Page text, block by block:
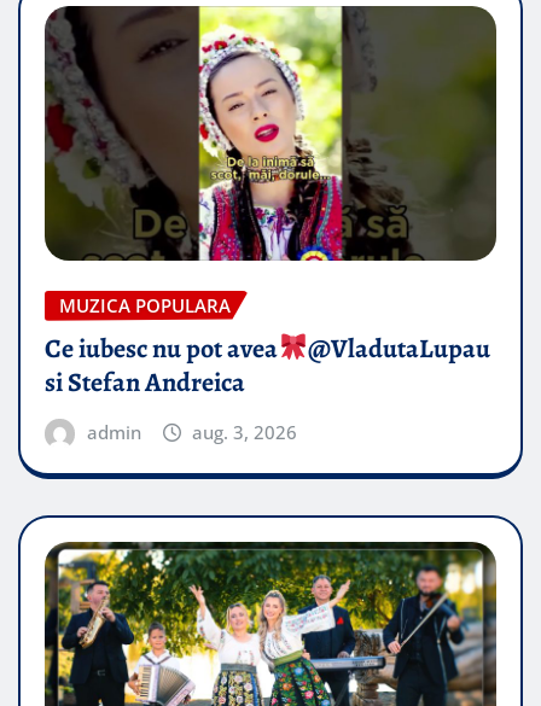
MUZICA POPULARA
Ce iubesc nu pot avea
​@VladutaLupau
si Stefan Andreica
admin aug. 3, 2026